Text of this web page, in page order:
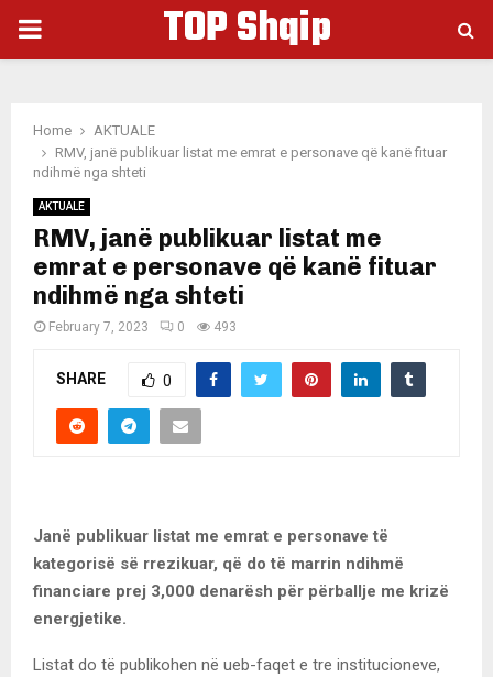
PRIMARY
TOP Shqip
Home
AKTUALE
RMV, janë publikuar listat me emrat e personave që kanë fituar
ndihmë nga shteti
AKTUALE
RMV, janë publikuar listat me
emrat e personave që kanë fituar
ndihmë nga shteti
February 7, 2023 0 493
SHARE 0
Janë publikuar listat me emrat e personave të
kategorisë së rrezikuar, që do të marrin ndihmë
financiare prej 3,000 denarësh për përballje me krizë
energjetike.
Listat do të publikohen në ueb-faqet e tre institucioneve,